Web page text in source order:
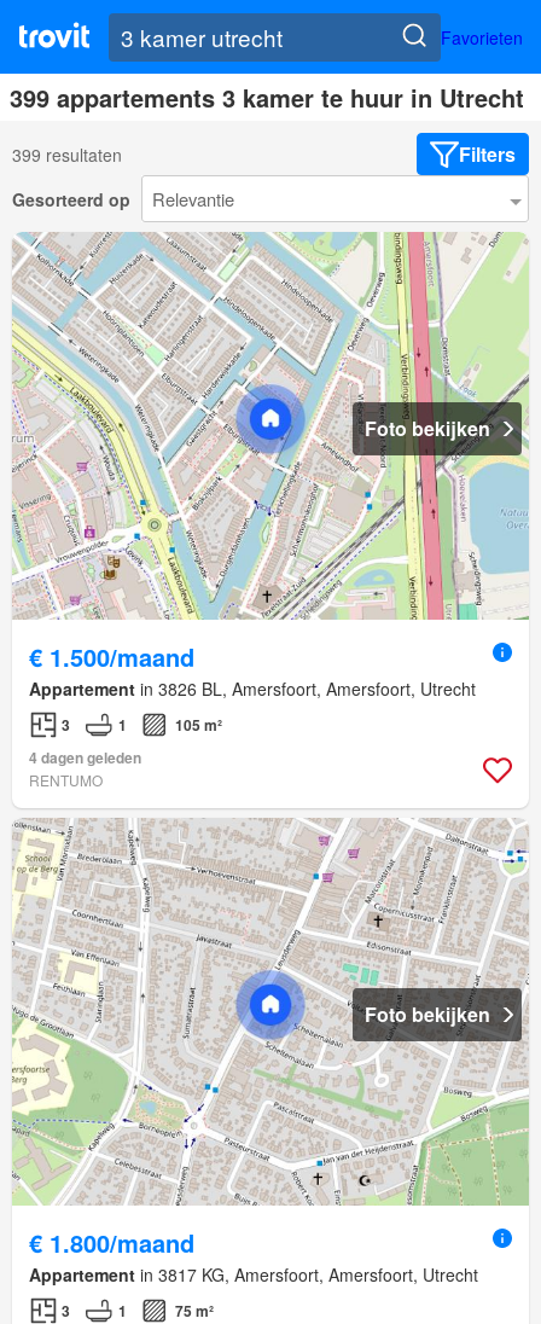
Favorieten
399 appartements 3 kamer te huur in Utrecht
399 resultaten Filters
Gesorteerd op
Foto bekijken
€ 1.500/maand
Appartement in 3826 BL, Amersfoort, Amersfoort, Utrecht
3 1
105 m²
4 dagen geleden
RENTUMO
Foto bekijken
€ 1.800/maand
Appartement in 3817 KG, Amersfoort, Amersfoort, Utrecht
3 1
75 m²